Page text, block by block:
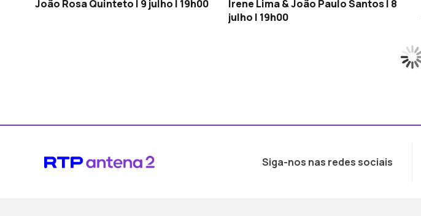
João Rosa Quinteto | 9 julho | 19h00
Irene Lima & João Paulo Santos | 8
julho | 19h00
Siga-nos nas redes sociais